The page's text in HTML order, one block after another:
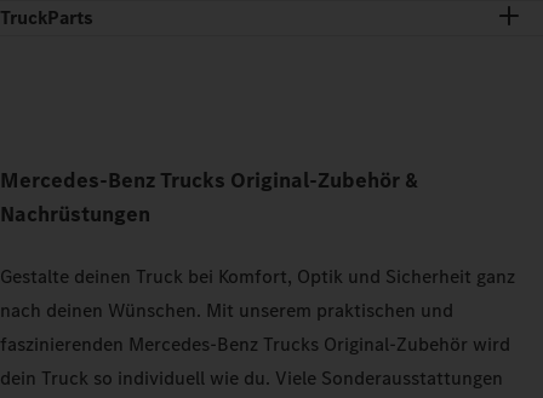
TruckParts
Mercedes‑Benz Trucks Original‑Zubehör &
Nachrüstungen
Gestalte deinen Truck bei Komfort, Optik und Sicherheit ganz
nach deinen Wünschen. Mit unserem praktischen und
faszinierenden Mercedes‑Benz Trucks Original‑Zubehör wird
dein Truck so individuell wie du. Viele Sonderausstattungen